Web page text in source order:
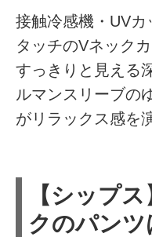
接触冷感機・UVカ
タッチのVネック
すっきりと見える
ルマンスリーブの
がリラックス感を
【シップ
クのパン